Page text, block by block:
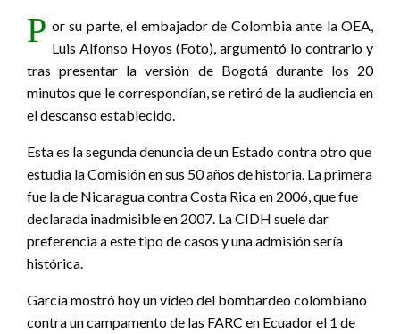
P or su parte, el embajador de Colombia ante la OEA,
Luis Alfonso Hoyos (Foto), argumentó lo contrario y
tras presentar la versión de Bogotá durante los 20
minutos que le correspondían, se retiró de la audiencia en
el descanso establecido.
Esta es la segunda denuncia de un Estado contra otro que
estudia la Comisión en sus 50 años de historia. La primera
fue la de Nicaragua contra Costa Rica en 2006, que fue
declarada inadmisible en 2007. La CIDH suele dar
preferencia a este tipo de casos y una admisión sería
histórica.
García mostró hoy un vídeo del bombardeo colombiano
contra un campamento de las FARC en Ecuador el 1 de